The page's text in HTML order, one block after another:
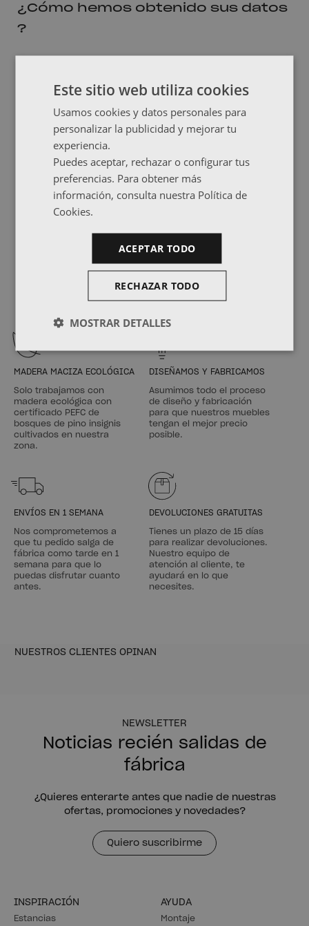
¿Cómo hemos obtenido sus datos
?
su representante legal.
Las categorías de datos que se
tratan son:
Datos de identificación
Direcciones postales o electrónicas
Datos económicos
MADERA MACIZA ECOLÓGICA
Solo trabajamos con
madera ecológica con
certificado PEFC de
bosques de pino insignis
cultivados en nuestra
zona.
DISEÑAMOS Y FABRICAMOS
Asumimos todo el proceso
de diseño y fabricación
para que nuestros muebles
tengan el mejor precio
posible.
ENVÍOS EN 1 SEMANA
Nos comprometemos a
que tu pedido salga de
fábrica como tarde en 1
semana para que lo
puedas disfrutar cuanto
antes.
DEVOLUCIONES GRATUITAS
Tienes un plazo de 15 días
para realizar devoluciones.
Nuestro equipo de
atención al cliente, te
ayudará en lo que
necesites.
NUESTROS CLIENTES OPINAN
NEWSLETTER
Noticias recién salidas de
fábrica
¿Quieres enterarte antes que nadie de nuestras
ofertas, promociones y novedades?
Quiero suscribirme
INSPIRACIÓN
Estancias
AYUDA
Montaje
Este sitio web utiliza cookies
Usamos cookies y datos personales para
personalizar la publicidad y mejorar tu
experiencia.
Puedes aceptar, rechazar o configurar tus
preferencias. Para obtener más
información, consulta nuestra Política de
Cookies.
ACEPTAR TODO
RECHAZAR TODO
MOSTRAR DETALLES